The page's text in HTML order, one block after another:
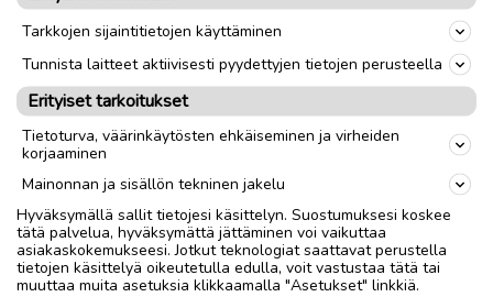
OTA YHTEYTTÄ ILMOITTAJAAN
Tarkkojen sijaintitietojen käyttäminen
Tunnista laitteet aktiivisesti pyydettyjen tietojen perusteella
Erityiset tarkoitukset
Tietoturva, väärinkäytösten ehkäiseminen ja virheiden
korjaaminen
Mainonnan ja sisällön tekninen jakelu
Hyväksymällä sallit tietojesi käsittelyn. Suostumuksesi koskee
tätä palvelua, hyväksymättä jättäminen voi vaikuttaa
asiakaskokemukseesi. Jotkut teknologiat saattavat perustella
tietojen käsittelyä oikeutetulla edulla, voit vastustaa tätä tai
muuttaa muita asetuksia klikkaamalla "Asetukset" linkkiä.